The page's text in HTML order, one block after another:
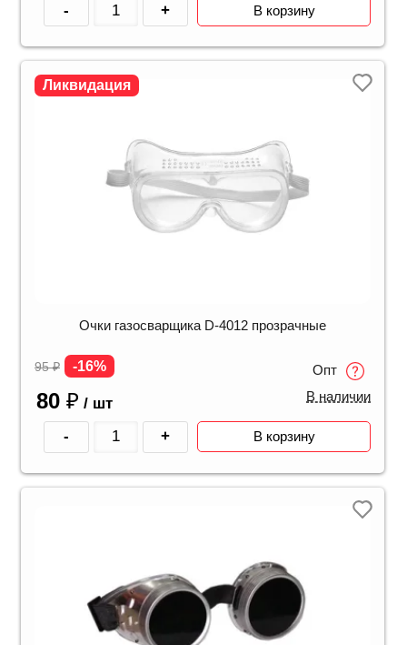
- + В корзину
Ликвидация
Очки газосварщика D-4012 прозрачные
95₽ -16%
80 ₽ / шт
Опт
В наличии
- + В корзину